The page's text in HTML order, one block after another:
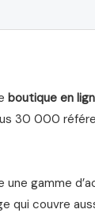
boutique en
30 000
gamme
qui couvre